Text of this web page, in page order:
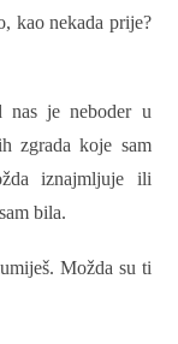
kao nekada prije?
nas je neboder u
zgrada koje sam
iznajmljuje ili
bila.
Možda su ti